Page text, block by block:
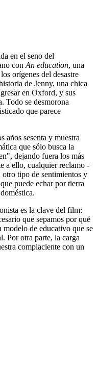
en el seno del
con An education, una
orígenes del desastre
de Jenny, una chica
en Oxford, y sus
Todo se desmorona
que parece
años sesenta y muestra
que sólo busca la
dejando fuera los más
a ello, cualquier reclamo -
otro tipo de sentimientos y
puede echar por tierra
es la clave del film:
que sepamos por qué
de educativo que se
Por otra parte, la carga
complaciente con un